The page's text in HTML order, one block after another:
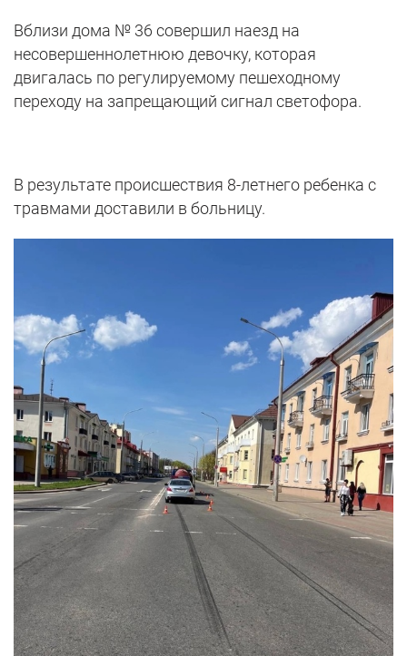
Вблизи дома № 36 совершил наезд на
несовершеннолетнюю девочку, которая
двигалась по регулируемому пешеходному
переходу на запрещающий сигнал светофора.
В результате происшествия 8-летнего ребенка с
травмами доставили в больницу.